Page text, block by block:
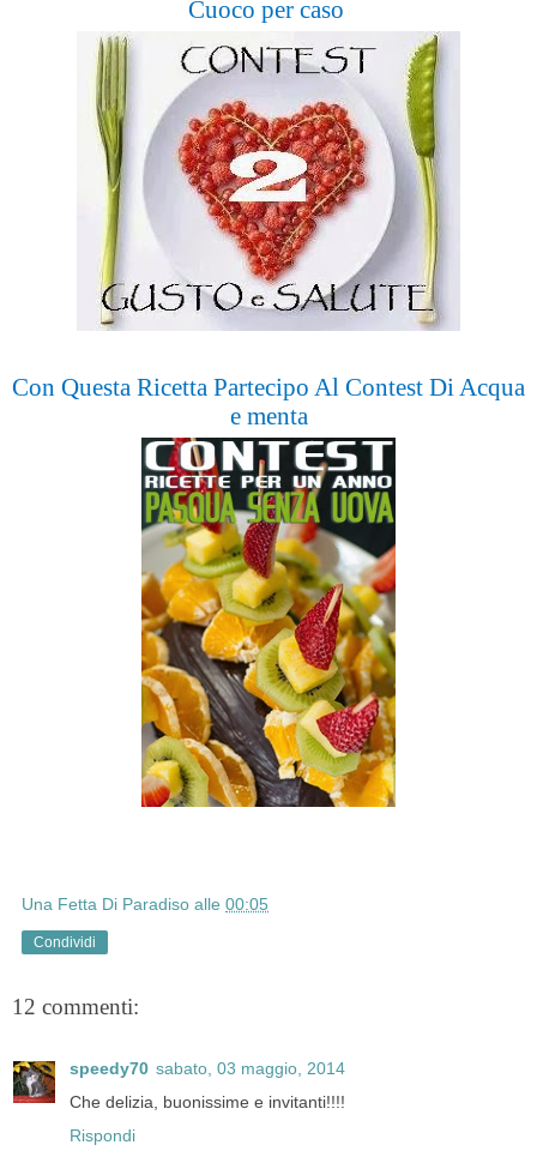
Cuoco per caso
Con Questa Ricetta Partecipo Al Contest Di Acqua
e menta
Una Fetta Di Paradiso alle 00:05
Condividi
12 commenti:
speedy70 sabato, 03 maggio, 2014
Che delizia, buonissime e invitanti!!!!
Rispondi